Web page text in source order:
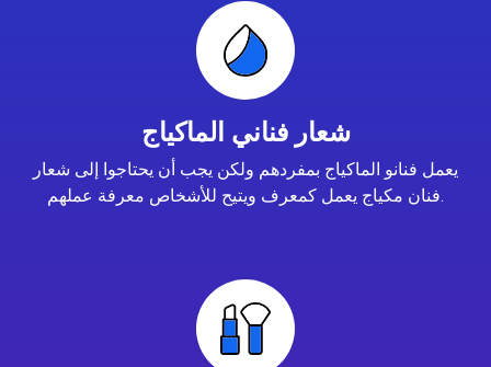
شعار فناني الماكياج
يعمل فنانو الماكياج بمفردهم ولكن يجب أن يحتاجوا إلى شعار
فنان مكياج يعمل كمعرف ويتيح للأشخاص معرفة عملهم.